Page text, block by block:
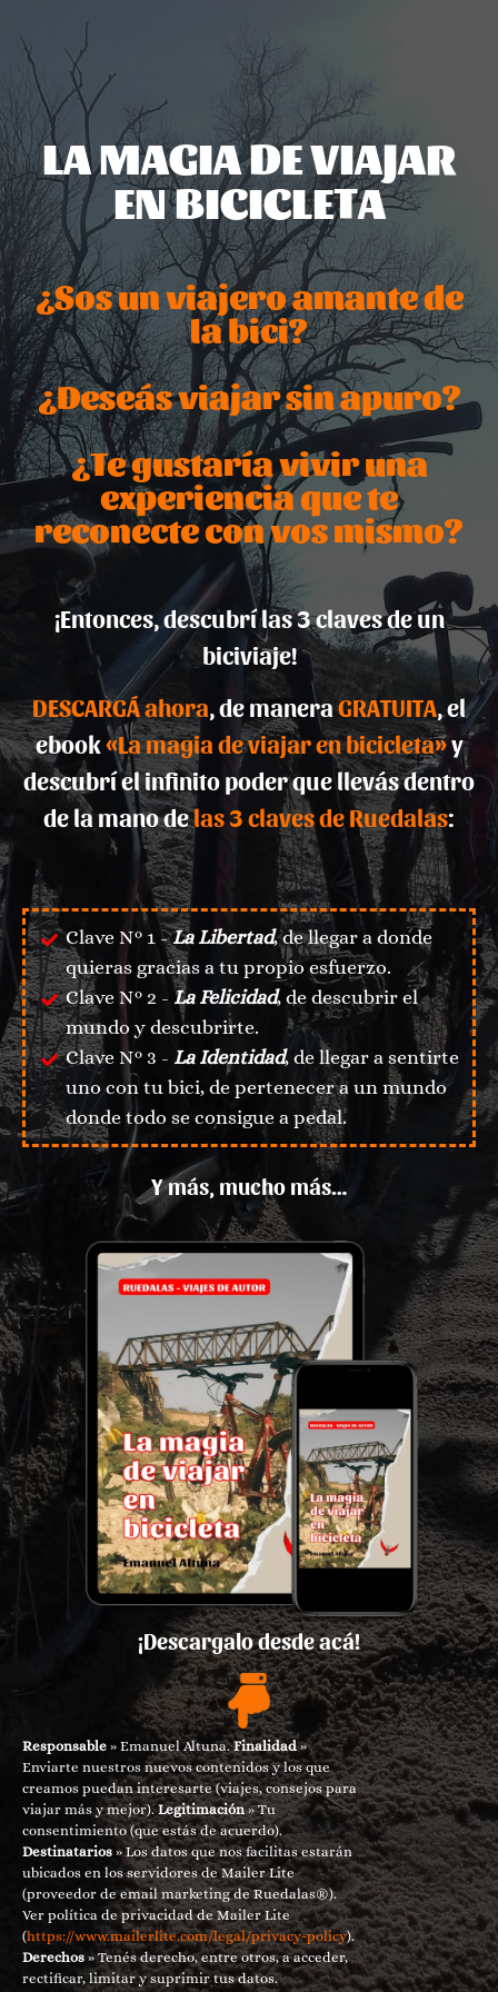
LA MAGIA DE VIAJAR
EN BICICLETA
¿Sos un viajero amante de
la bici?
¿Deseás viajar sin apuro?
¿Te gustaría vivir una
experiencia que te
reconecte con vos mismo?
¡Entonces, descubrí las 3 claves de un
biciviaje!
DESCARGÁ ahora, de maneraGRATUITA, el
ebook«La magia de viajar en bicicleta»y
descubrí el infinito poder que llevás dentro
de la mano delas 3 claves de Ruedalas:
Clave N° 1 -La Libertad, de llegar a donde
quieras gracias a tu propio esfuerzo.
Clave N° 2 - La Felicidad, de descubrir el
mundo y descubrirte.
Clave N° 3 - La Identidad, de llegar a sentirte
uno con tu bici, de pertenecer a un mundo
donde todo se consigue a pedal.
Y más, mucho más…
¡Descargalo desde acá!
Responsable » Emanuel Altuna.Finalidad»
Enviarte nuestros nuevos contenidos y los que
creamos puedan interesarte (viajes, consejos para
viajar más y mejor).Legitimación» Tu
consentimiento (que estás de acuerdo).
Destinatarios » Los datos que nos facilitas estarán
ubicados en los servidores de Mailer Lite
(proveedor de email marketing de Ruedalas®).
Ver política de privacidad de Mailer Lite
(https://www.mailerlite.com/legal/privacy-policy).
Derechos » Tenés derecho, entre otros, a acceder,
rectificar, limitar y suprimir tus datos.